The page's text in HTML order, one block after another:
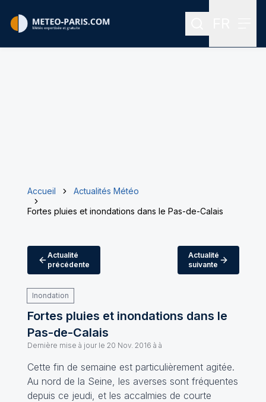
Rechercher
Accueil
Actualités Météo
Fortes pluies et inondations dans le Pas-de-Calais
Actualité
précédente
Actualité
suivante
Inondation
Fortes pluies et inondations dans le
Pas-de-Calais
Dernière mise à jour le 20 Nov. 2016 à à
Cette fin de semaine est particulièrement agitée.
Au nord de la Seine, les averses sont fréquentes
depuis ce jeudi, et les accalmies de courte